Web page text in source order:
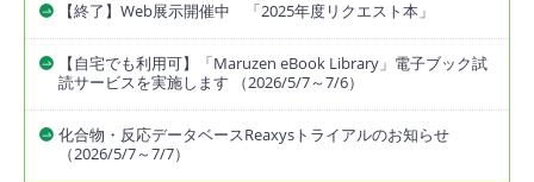
【終了】Web展示開催中 「2025年度リクエスト本」
【自宅でも利用可】「Maruzen eBook Library」電子ブック試
読サービスを実施します （2026/5/7～7/6）
化合物・反応データベースReaxysトライアルのお知らせ
（2026/5/7～7/7）